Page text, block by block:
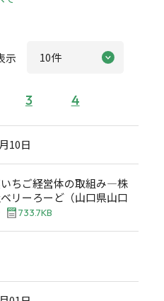
示
3 4
10日
ちご経営体の取組み―株
リーろーど（山口県山口
733.7KB